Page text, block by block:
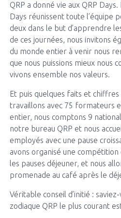
QRP a donné vie aux QRP
Days réunissent toute l’équipe
deux dans le but d’apprendre
de ces journées, nous invitons
du monde entier à venir nous
que nous puissions mieux nous
vivons ensemble nos valeurs.
Et puis quelques faits et chiffres
travaillons avec 75 formateurs
entier, nous comptons 9
notre bureau QRP et nous
employés avec une pause
avons organisé une
les pauses déjeuner, et nous
promenade au café après le
Véritable conseil d’initié :
zodiaque QRP le plus courant